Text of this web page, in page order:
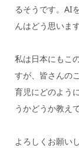
るそうです。AI
んはどう思いま
私は日本にもこ
すが、皆さんの
育児にどのよう
うかどうか教え
よろしくお願い